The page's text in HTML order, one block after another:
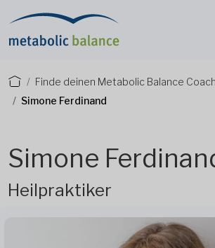
Finde deinen Metabolic Balance Coach
Simone Ferdinand
Simone
Heilpraktiker